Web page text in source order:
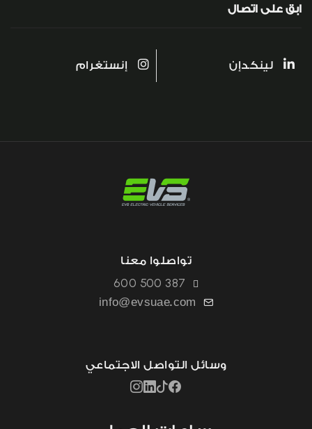
ابق على اتصال
لينكدإن إنستغرام
تواصلوا معنا
600 500 387
info@evsuae.com
وسائل التواصل الاجتماعي